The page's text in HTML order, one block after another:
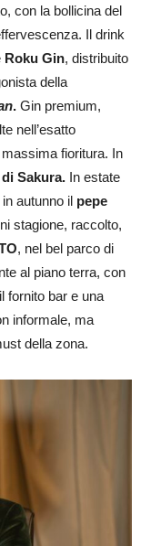
con la bollicina del
Il drink
Roku Gin, distribuito
della
. Gin premium,
nell’esatto
fioritura. In
Sakura. In estate
in autunno il pepe
stagione, raccolto,
, nel bel parco di
al piano terra, con
fornito bar e una
informale, ma
della zona.